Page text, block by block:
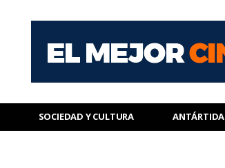
SOCIEDAD Y CULTURA ANTÁRTIDA